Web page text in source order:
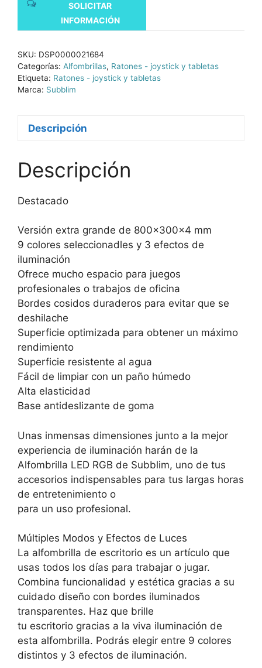
SOLICITAR
INFORMACIÓN
SKU: DSP0000021684
Categorías: Alfombrillas, Ratones - joystick y tabletas
Etiqueta: Ratones - joystick y tabletas
Marca: Subblim
Descripción
Descripción
Destacado
Versión extra grande de 800x300x4 mm
9 colores seleccionadles y 3 efectos de
iluminación
Ofrece mucho espacio para juegos
profesionales o trabajos de oficina
Bordes cosidos duraderos para evitar que se
deshilache
Superficie optimizada para obtener un máximo
rendimiento
Superficie resistente al agua
Fácil de limpiar con un paño húmedo
Alta elasticidad
Base antideslizante de goma
Unas inmensas dimensiones junto a la mejor
experiencia de iluminación harán de la
Alfombrilla LED RGB de Subblim, uno de tus
accesorios indispensables para tus largas horas
de entretenimiento o
para un uso profesional.
Múltiples Modos y Efectos de Luces
La alfombrilla de escritorio es un artículo que
usas todos los días para trabajar o jugar.
Combina funcionalidad y estética gracias a su
cuidado diseño con bordes iluminados
transparentes. Haz que brille
tu escritorio gracias a la viva iluminación de
esta alfombrilla. Podrás elegir entre 9 colores
distintos y 3 efectos de iluminación.